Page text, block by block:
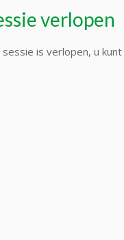
verlopen
is verlopen, u kunt